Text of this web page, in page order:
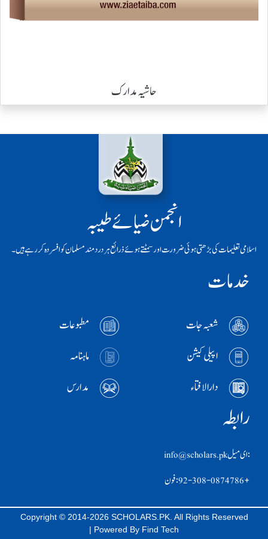
حاشیہ مدارک
انجمن ضیائے طیبہ
اسلامی تعلیمات کی بڑھتی ہوئی ضرورت اور سمٹتے ہوئے ذرائع ہر دردمند مسلمان کو افسردہ کر رہے ہیں۔
خدمات
شعبہ جات
مطبوعات
اپیلی کیشن
ماہنامہ
دارالافتاء
مدارس
رابطہ
:ای ميل info@scholars.pk
+92-308-0874786 :فون
Copyright © 2014-2026 SCHOLARS.PK. All Rights Reserved
| Powered By Find Tech